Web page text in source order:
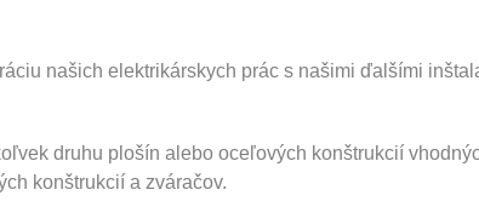
našich elektrikárskych prác s našimi ďalšími
druhu plošín alebo oceľových konštrukcií
konštrukcií a zváračov.